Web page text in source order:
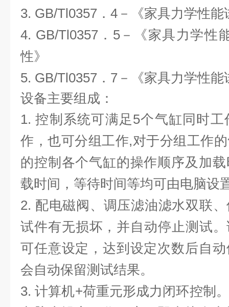
3. GB/Tl0357．4－《家具力学性
4. GB/Tl0357．5－《家具力学性
性》
5. GB/Tl0357．7－《家具力学性
设备主要组成：
1.控制系统可满足 5个气缸同时工
作，也可分组工作,对于分组工作
的控制各个气缸的操作顺序及加
载时间，等待时间等均可由电脑设
2. 配电磁阀、调压滤油滤水双联
试件有无损坏，并自动停止测试
可任意设定，达到设定次数后自
会自动保留测试结果。
3.计算机+荷重元形成力闭环控制